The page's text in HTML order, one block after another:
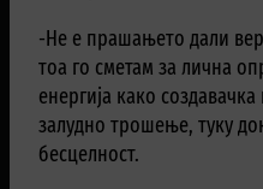
-Не е прашањето дали
тоа го сметам за лична
енергија како
залудно трошење, туку
бесцелност.